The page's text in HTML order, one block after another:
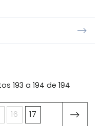
193 a 194 de 194
16 17